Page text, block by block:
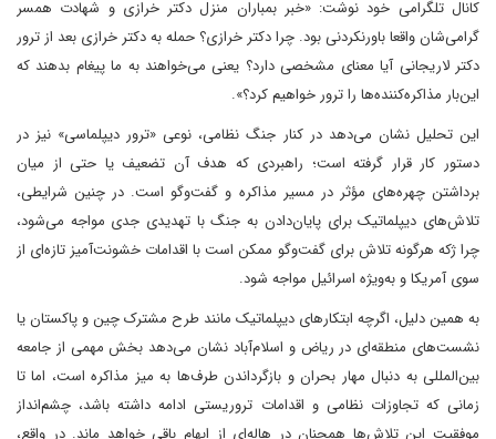
کانال تلگرامی خود نوشت: «خبر بمباران منزل دکتر خرازی و شهادت همسر
گرامی‌شان واقعا باورنکردنی بود. چرا دکتر خرازی؟ حمله به دکتر خرازی بعد از ترور
دکتر لاریجانی آیا معنای مشخصی دارد؟ یعنی می‌خواهند به ما پیغام بدهند که
این‌بار مذاکره‌کننده‌ها را ترور خواهیم کرد؟».
این تحلیل نشان می‌دهد در کنار جنگ نظامی، نوعی «ترور دیپلماسی» نیز در
دستور کار قرار گرفته است؛ راهبردی که هدف آن تضعیف یا حتی از میان
برداشتن چهره‌های مؤثر در مسیر مذاکره و گفت‌وگو است. در چنین شرایطی،
تلاش‌های دیپلماتیک برای پایان‌دادن به جنگ با تهدیدی جدی مواجه می‌شود،
چرا ژکه هرگونه تلاش برای گفت‌وگو ممکن است با اقدامات خشونت‌آمیز تازه‌ای از
سوی آمریکا و به‌ویژه اسرائیل مواجه شود.
به همین دلیل، اگرچه ابتکارهای دیپلماتیک مانند طرح مشترک چین و پاکستان یا
نشست‌های منطقه‌ای در ریاض و اسلام‌آباد نشان می‌دهد بخش مهمی از جامعه
بین‌المللی به دنبال مهار بحران و بازگرداندن طرف‌ها به میز مذاکره است، اما تا
زمانی که تجاوزات نظامی و اقدامات تروریستی ادامه داشته باشد، چشم‌انداز
موفقیت این تلاش‌ها همچنان در هاله‌ای از ابهام باقی خواهد ماند. در واقع،